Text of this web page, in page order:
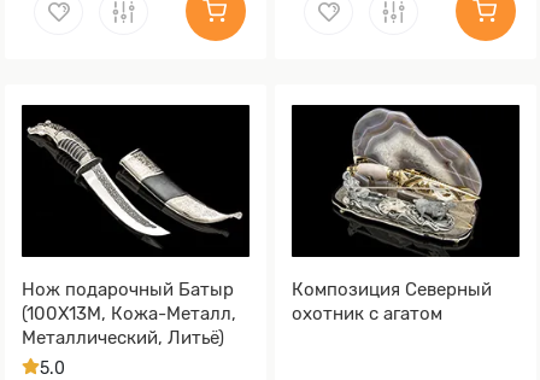
Нож подарочный Батыр
(100Х13М, Кожа-Металл,
Металлический, Литьё)
5.0
Композиция Северный
охотник с агатом